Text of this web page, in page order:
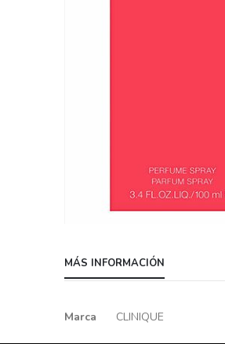
the
beginning
the
MÁS INFORMACIÓN
Más
Marca CLINIQUE